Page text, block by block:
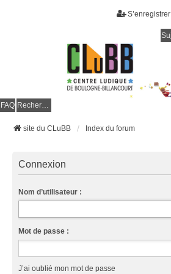
S’enregistrer
FAQ Rechercher
site du CLuBB Index du forum
Connexion
Nom d’utilisateur :
Mot de passe :
J’ai oublié mon mot de passe